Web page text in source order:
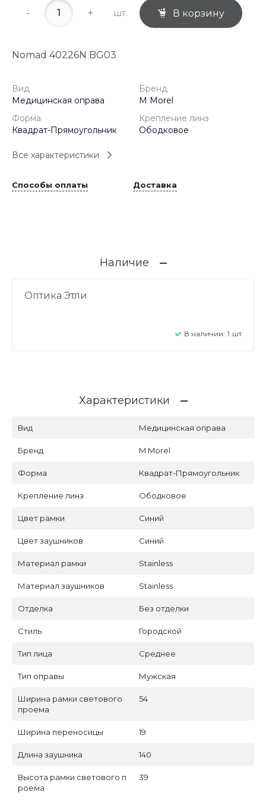
- + шт. В корзину
Nomad 40226N BG03
Вид
Медицинская оправа
Бренд
M Morel
Форма
Квадрат-Прямоугольник
Крепление линз
Ободковое
Все характеристики
Способы оплаты Доставка
Наличие
Оптика Этли
В наличии: 1 шт
Характеристики
Вид Медицинская оправа
Бренд M Morel
Форма Квадрат-Прямоугольник
Крепление линз Ободковое
Цвет рамки Синий
Цвет заушников Синий
Материал рамки Stainless
Материал заушников Stainless
Отделка Без отделки
Стиль Городской
Тип лица Среднее
Тип оправы Мужская
Ширина рамки светового
проема
54
Ширина переносицы 19
Длина заушника 140
Высота рамки светового п
роема
39